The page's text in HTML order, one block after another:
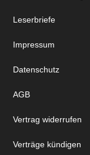
Leserbriefe
Impressum
Datenschutz
AGB
Vertrag widerrufen
Verträge kündigen